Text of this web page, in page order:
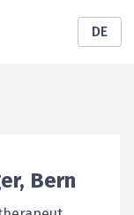
DE
, Bern